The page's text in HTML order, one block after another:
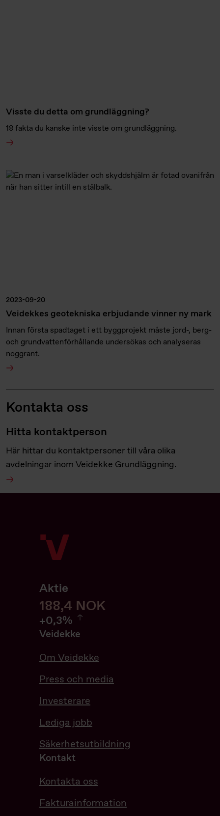
Visste du detta om grundläggning?
18 fakta du kanske inte visste om grundläggning.
2023-09-20
Veidekkes geotekniska erbjudande vinner ny mark
Innan första spadtaget i ett byggprojekt måste jord-, berg-
och grundvattenförhållande undersökas och analyseras
noggrant.
Kontakta oss
Hitta kontaktperson
Här hittar du kontaktpersoner till våra olika
avdelningar inom Veidekke Grundläggning.
Aktie
188,6 NOK
+0,3%
0.32%
Veidekke
Om Veidekke
Press och media
Investerare
Lediga jobb
Säkerhetsutbildning
Kontakt
Kontakta oss
Fakturainformation